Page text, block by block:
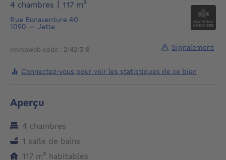
4 chambres
117 m²
Rue Bonaventure 40
1090 — Jette
Immoweb code : 21421318
Connectez-vous pour voir les statistiques de ce bien
Signalement
Aperçu
4 chambres
1 salle de bains
117 m² mètres carrés
habitables